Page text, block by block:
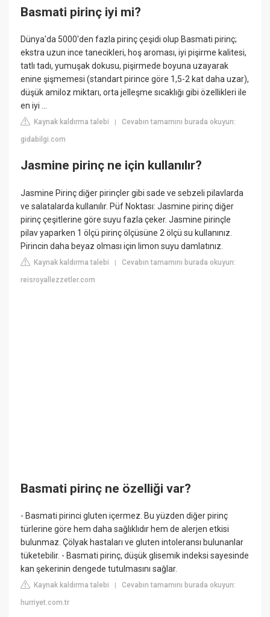
Basmati pirinç iyi mi?
Dünya'da 5000'den fazla pirinç çeşidi olup Basmati pirinç;
ekstra uzun ince tanecikleri, hoş aroması, iyi pişirme kalitesi,
tatlı tadı, yumuşak dokusu, pişirmede boyuna uzayarak
enine şişmemesi (standart pirince göre 1,5-2 kat daha uzar),
düşük amiloz miktarı, orta jelleşme sıcaklığı gibi özellikleri ile
en iyi ...
Kaynak kaldırma talebi |Cevabın tamamını burada okuyun:
gidabilgi.com
Jasmine pirinç ne için kullanılır?
Jasmine Pirinç diğer pirinçler gibi sade ve sebzeli pilavlarda
ve salatalarda kullanılır. Püf Noktası: Jasmine pirinç diğer
pirinç çeşitlerine göre suyu fazla çeker. Jasmine pirinçle
pilav yaparken 1 ölçü pirinç ölçüsüne 2 ölçü su kullanınız.
Pirincin daha beyaz olması için limon suyu damlatınız.
Kaynak kaldırma talebi |Cevabın tamamını burada okuyun:
reisroyallezzetler.com
Basmati pirinç ne özelliği var?
- Basmati pirinci gluten içermez. Bu yüzden diğer pirinç
türlerine göre hem daha sağlıklıdır hem de alerjen etkisi
bulunmaz. Çölyak hastaları ve gluten intoleransı bulunanlar
tüketebilir. - Basmati pirinç, düşük glisemik indeksi sayesinde
kan şekerinin dengede tutulmasını sağlar.
Kaynak kaldırma talebi |Cevabın tamamını burada okuyun:
hurriyet.com.tr